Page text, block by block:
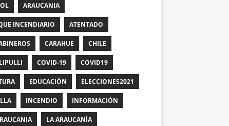
ARAUCANIA
INCENDIARIO ATENTADO
CARAHUE CHILE
COVID-19 COVID19
EDUCACIÓN ELECCIONES2021
INCENDIO INFORMACIÓN
LA ARAUCANÍA